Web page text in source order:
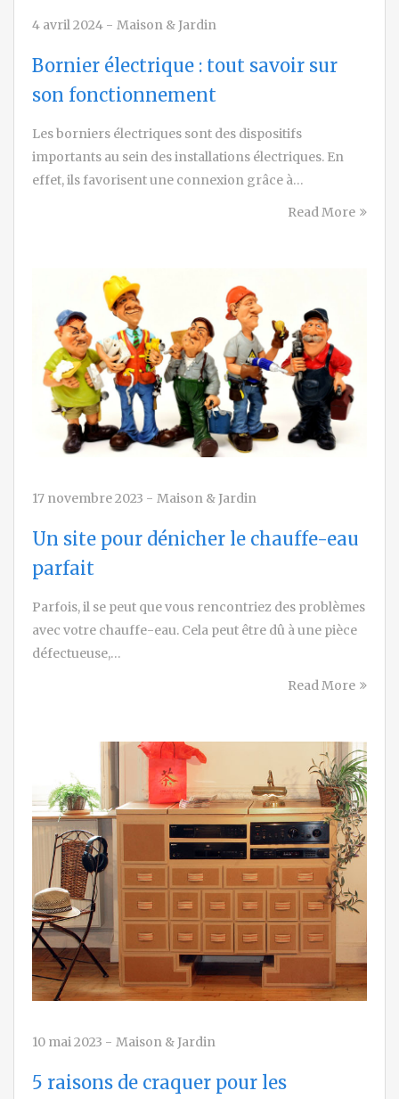
4 avril 2024 - Maison & Jardin
Bornier électrique : tout savoir sur
son fonctionnement
Les borniers électriques sont des dispositifs
importants au sein des installations électriques. En
effet, ils favorisent une connexion grâce à…
Read More
17 novembre 2023 - Maison & Jardin
Un site pour dénicher le chauffe-eau
parfait
Parfois, il se peut que vous rencontriez des problèmes
avec votre chauffe-eau. Cela peut être dû à une pièce
défectueuse,…
Read More
10 mai 2023 - Maison & Jardin
5 raisons de craquer pour les